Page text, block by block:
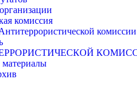
комиссия
комиссии